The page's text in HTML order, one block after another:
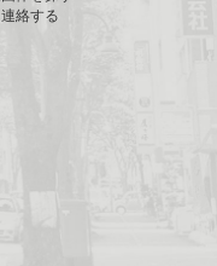
連絡する